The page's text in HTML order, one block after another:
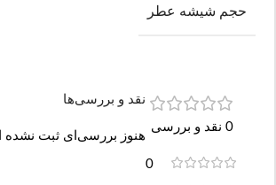
حجم شیشه عطر
0 نقد و بررسی
0
نقد و بررسی‌ها
هنوز بررسی‌ای ثبت